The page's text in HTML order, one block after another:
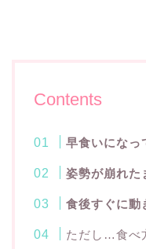
Contents
早食いになっ
姿勢が崩れた
食後すぐに動
ただし…食べ